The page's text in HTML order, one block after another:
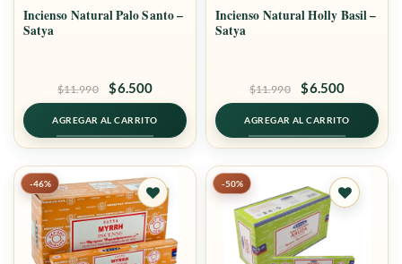
Incienso Natural Palo Santo –
Satya
$11.990
El
precio
original
era:
$6.500El
precio
actual
es:
AGREGAR AL CARRITO
Incienso Natural Holly Basil –
Satya
$11.990
El
precio
original
era:
$6.500El
precio
actual
es:
AGREGAR AL CARRITO
-46%
Agregar
a
favoritos
-50%
Agregar
favoritos